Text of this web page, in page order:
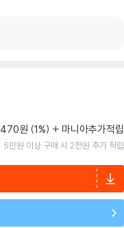
470원 (1%) 마니아추가적립
5만원 이상 구매 시 2천원 추가 적립